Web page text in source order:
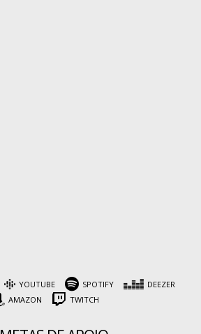
YOUTUBE SPOTIFY
DEEZER
AMAZON
TWITCH